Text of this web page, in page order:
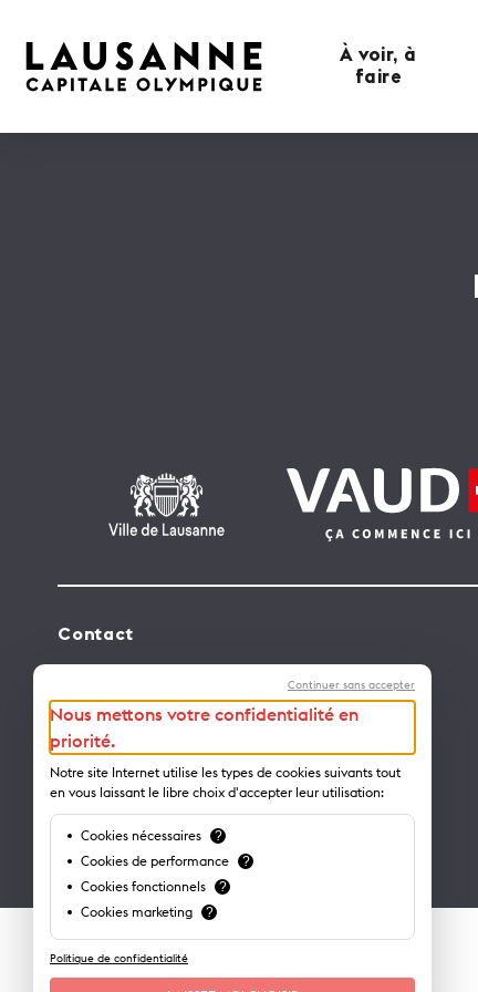
À voir, à
faire
Contact
Avenue de Rhodanie 2 – CP 975
1001 Lausanne – Suisse
info@lausanne-tourisme.ch
+41 21 613 73 73
Où nous trouver ?
Continuer sans accepter
Nous mettons votre confidentialité en
priorité.
Notre site Internet utilise les types de cookies suivants tout
en vous laissant le libre choix d'accepter leur utilisation:
Cookies nécessaires ?
Cookies de performance ?
Cookies fonctionnels ?
Cookies marketing ?
Politique de confidentialité